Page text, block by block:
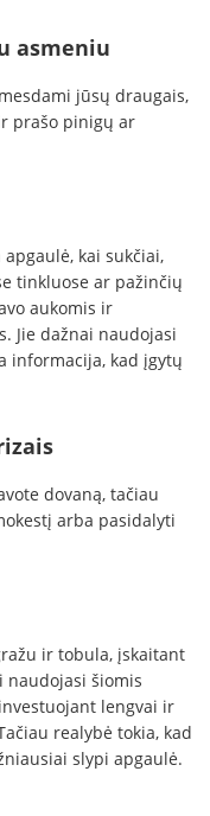
asmeniu
jūsų draugais,
prašo pinigų ar
kai sukčiai,
tinkluose ar pažinčių
aukomis ir
Jie dažnai naudojasi
informacija, kad įgytų
dovaną, tačiau
arba pasidalyti
ir tobula, įskaitant
naudojasi šiomis
lengvai ir
realybė tokia, kad
slypi apgaulė.